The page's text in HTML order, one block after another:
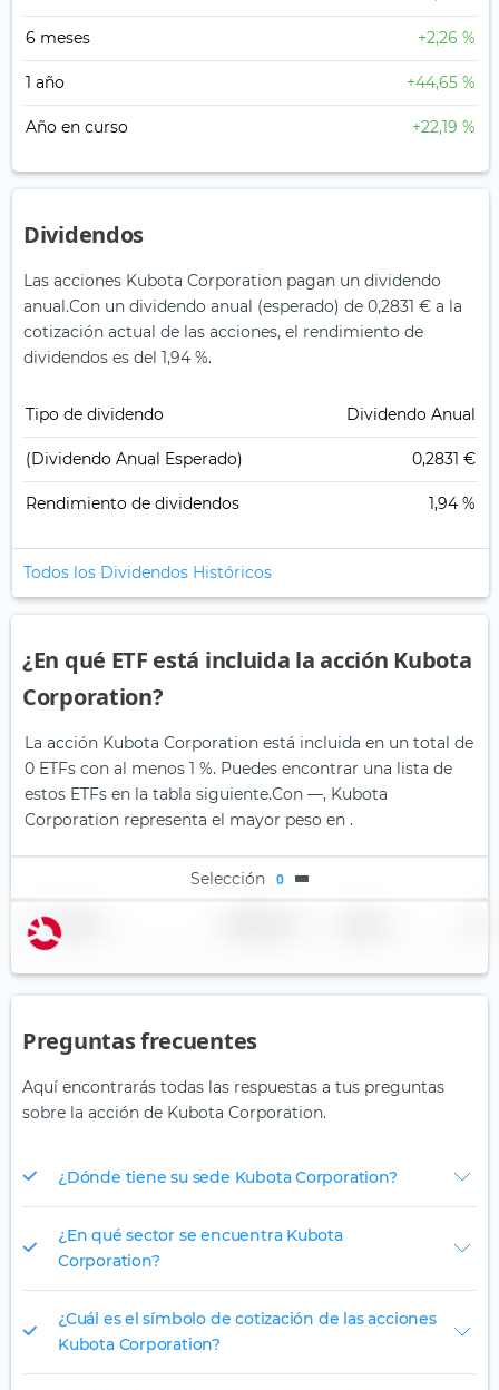
6 meses +2,26 %
1 año +44,65 %
Año en curso +22,19 %
Dividendos
Las acciones Kubota Corporation pagan un dividendo
anual.Con un dividendo anual (esperado) de 0,2831 € a la
cotización actual de las acciones, el rendimiento de
dividendos es del 1,94 %.
Tipo de dividendo Dividendo Anual
(Dividendo Anual Esperado) 0,2831 €
Rendimiento de dividendos 1,94 %
Todos los Dividendos Históricos
¿En qué ETF está incluida la acción Kubota
Corporation?
La acción Kubota Corporation está incluida en un total de
0 ETFs con al menos 1 %. Puedes encontrar una lista de
estos ETFs en la tabla siguiente.Con —, Kubota
Corporation representa el mayor peso en .
Selección 0
Nombre
Preguntas frecuentes
Aquí encontrarás todas las respuestas a tus preguntas
sobre la acción de Kubota Corporation.
¿Dónde tiene su sede Kubota Corporation?
¿En qué sector se encuentra Kubota
Corporation?
¿Cuál es el símbolo de cotización de las acciones
Kubota Corporation?